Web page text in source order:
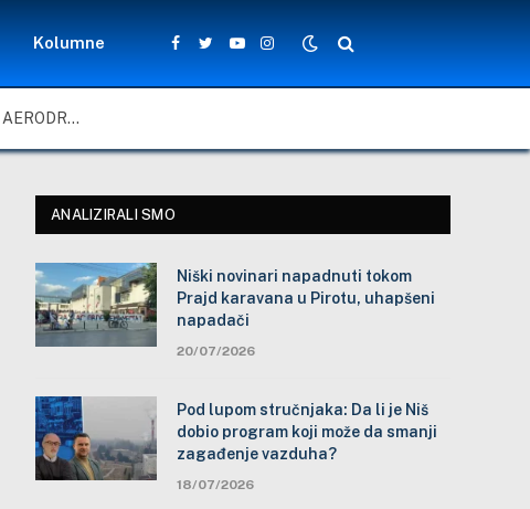
Kolumne
Facebook
TwitterYouTubeInstagram
GORIVO I SANKCIJE NIS-U PROBLEM ZA RAJANER, SA AERODROMA SE NADAJU REŠENJU
ANALIZIRALI SMO
Niški novinari napadnuti tokom
Prajd karavana u Pirotu, uhapšeni
napadači
20/07/2026
Pod lupom stručnjaka: Da li je Niš
dobio program koji može da smanji
zagađenje vazduha?
18/07/2026